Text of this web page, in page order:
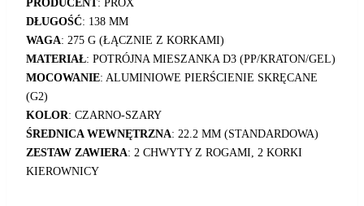
PRODUCENT: PROX
DŁUGOŚĆ: 138 MM
WAGA: 275 G (ŁĄCZNIE Z KORKAMI)
MATERIAŁ: POTRÓJNA MIESZANKA D3 (PP/KRATON/GEL)
MOCOWANIE: ALUMINIOWE PIERŚCIENIE SKRĘCANE
(G2)
KOLOR: CZARNO-SZARY
ŚREDNICA WEWNĘTRZNA: 22.2 MM (STANDARDOWA)
ZESTAW ZAWIERA: 2 CHWYTY Z ROGAMI, 2 KORKI
KIEROWNICY